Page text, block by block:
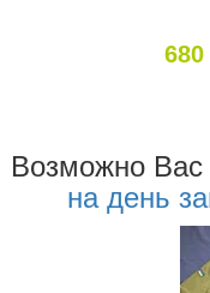
680
Возможно Ваc
на день